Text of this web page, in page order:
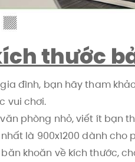
thước
đình, bạn hãy tham
vui chơi.
phòng nhỏ, viết ít bạn
là 900x1200 dành
băn khoăn về kích thước,